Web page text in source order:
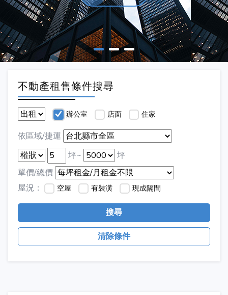
不動產租售條件搜尋
辦公室 店面 住家
依區域/捷運
坪~
坪
單價/總價
屋況：
空屋 有裝潢 現成隔間
搜尋
清除條件